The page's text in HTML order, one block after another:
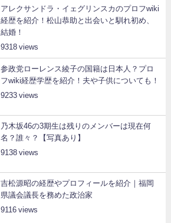
アレクサンドラ・イェグリンスカのプロフwiki
経歴を紹介！松山恭助と出会いと馴れ初め、
結婚！
9318
参政党ローレンス綾子の国籍は日本人？プロ
フwiki経歴学歴を紹介！夫や子供についても！
9233
乃木坂46の3期生は残りのメンバーは現在何
名？誰々？【写真あり】
9138
吉松源昭の経歴やプロフィールを紹介｜福岡
県議会議長を務めた政治家
9116